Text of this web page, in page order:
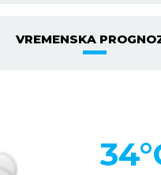
VREMENSKA
34